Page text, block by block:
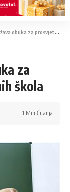
prosvjetne radnike osnovnih škola
za
škola
1 Min Čitanja